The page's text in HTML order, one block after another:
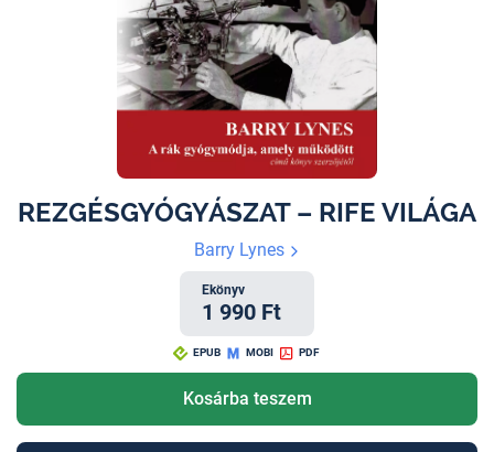
REZGÉSGYÓGYÁSZAT – RIFE VILÁGA
Barry Lynes
Ekönyv
1 990 Ft
EPUB MOBI PDF
Kosárba teszem